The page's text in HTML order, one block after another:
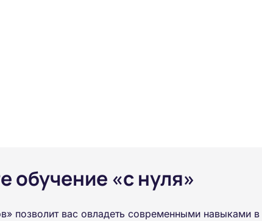
обучение «с нуля»
позволит вас овладеть современными навыками